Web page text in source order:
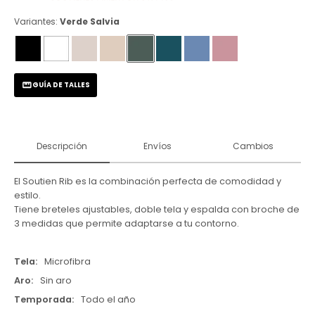
Variantes: Verde Salvia
GUÍA DE TALLES
Descripción Envíos Cambios
El Soutien Rib es la combinación perfecta de comodidad y
estilo.
Tiene breteles ajustables, doble tela y espalda con broche de
3 medidas que permite adaptarse a tu contorno.
Tela
Microfibra
Aro
Sin aro
Temporada
Todo el año